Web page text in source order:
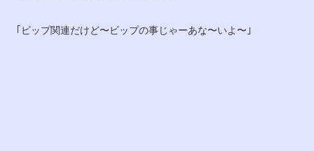
｢ビップ関連だけど〜ビップの事じゃーあな〜いよ〜｣